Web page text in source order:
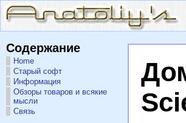
Содержание
Home
Старый софт
Информация
Обзоры товаров и всякие
мысли
Связь